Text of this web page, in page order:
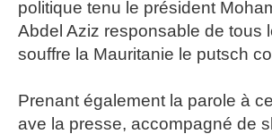
politique tenu le président
Abdel Aziz responsable de tous
souffre la Mauritanie le putsch
Prenant également la parole à
ave la presse, accompagné de